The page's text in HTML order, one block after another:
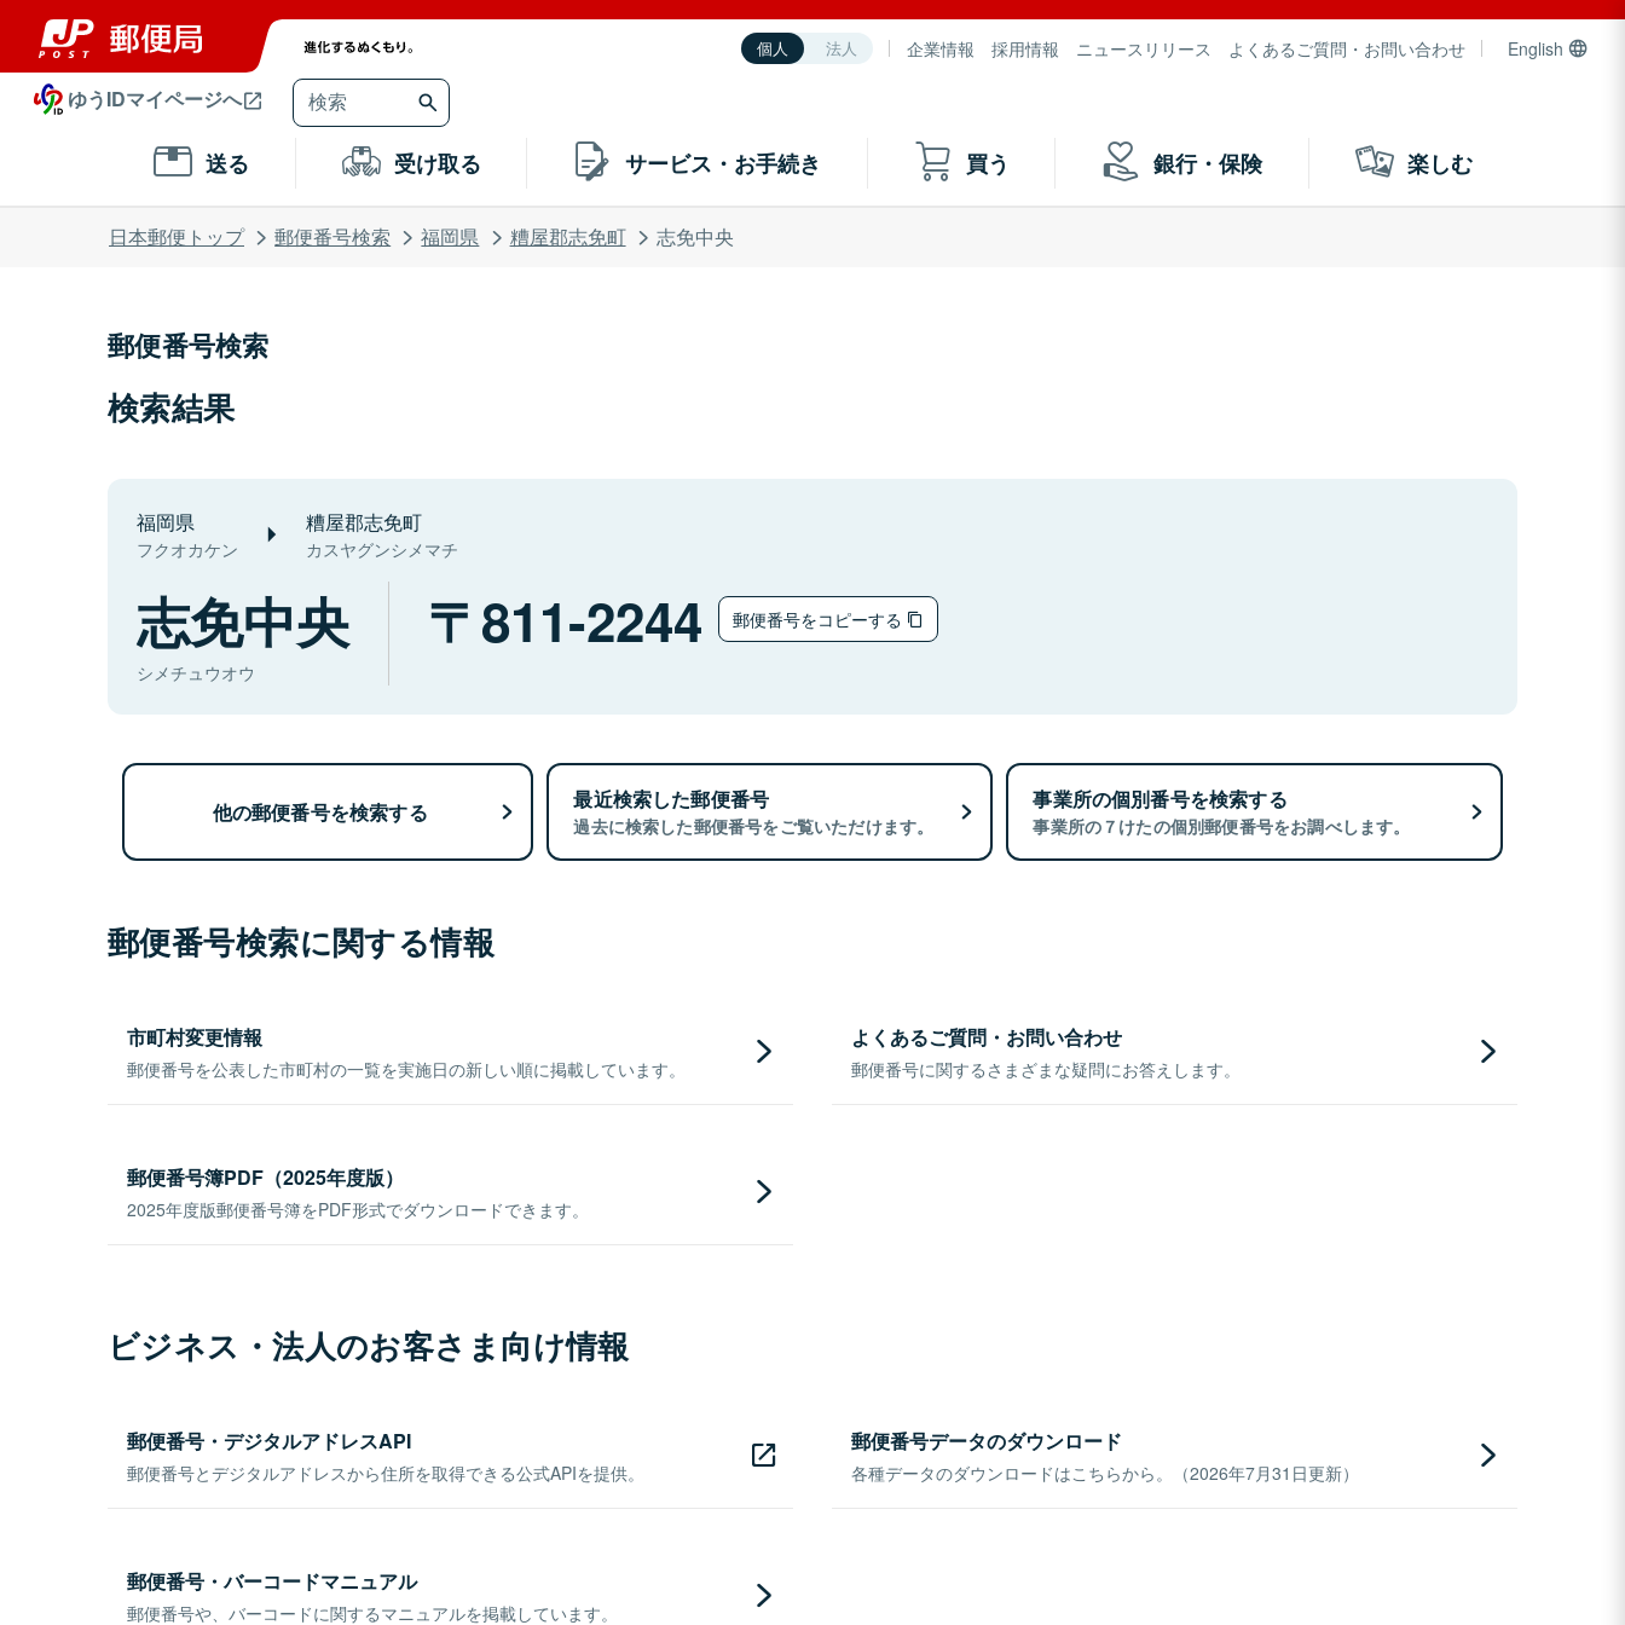
個人 法人 企業情報 採用情報 ニュースリリース よくあるご質問・お問い合わせ English
ゆうIDマイページへ
送る 受け取る サービス・お手続き 買う 銀行・保険 楽しむ
日本郵便トップ 郵便番号検索 福岡県 糟屋郡志免町 志免中央
郵便番号検索
検索結果
福岡県
フクオカケン
糟屋郡志免町
カスヤグンシメマチ
志免中央
シメチュウオウ
811-2244 郵便番号をコピーする
他の郵便番号を検索する 最近検索した郵便番号
過去に検索した郵便番号をご覧いただけます。
事業所の個別番号を検索する
事業所の７けたの個別郵便番号をお調べします。
郵便番号検索に関する情報
市町村変更情報
郵便番号を公表した市町村の一覧を実施日の新しい順に掲載しています。
よくあるご質問・お問い合わせ
郵便番号に関するさまざまな疑問にお答えします。
郵便番号簿PDF（2025年度版）
2025年度版郵便番号簿をPDF形式でダウンロードできます。
ビジネス・法人のお客さま向け情報
郵便番号・デジタルアドレスAPI
郵便番号とデジタルアドレスから住所を取得できる公式APIを提供。
郵便番号データのダウンロード
各種データのダウンロードはこちらから。（2026年7月31日更新）
郵便番号・バーコードマニュアル
郵便番号や、バーコードに関するマニュアルを掲載しています。